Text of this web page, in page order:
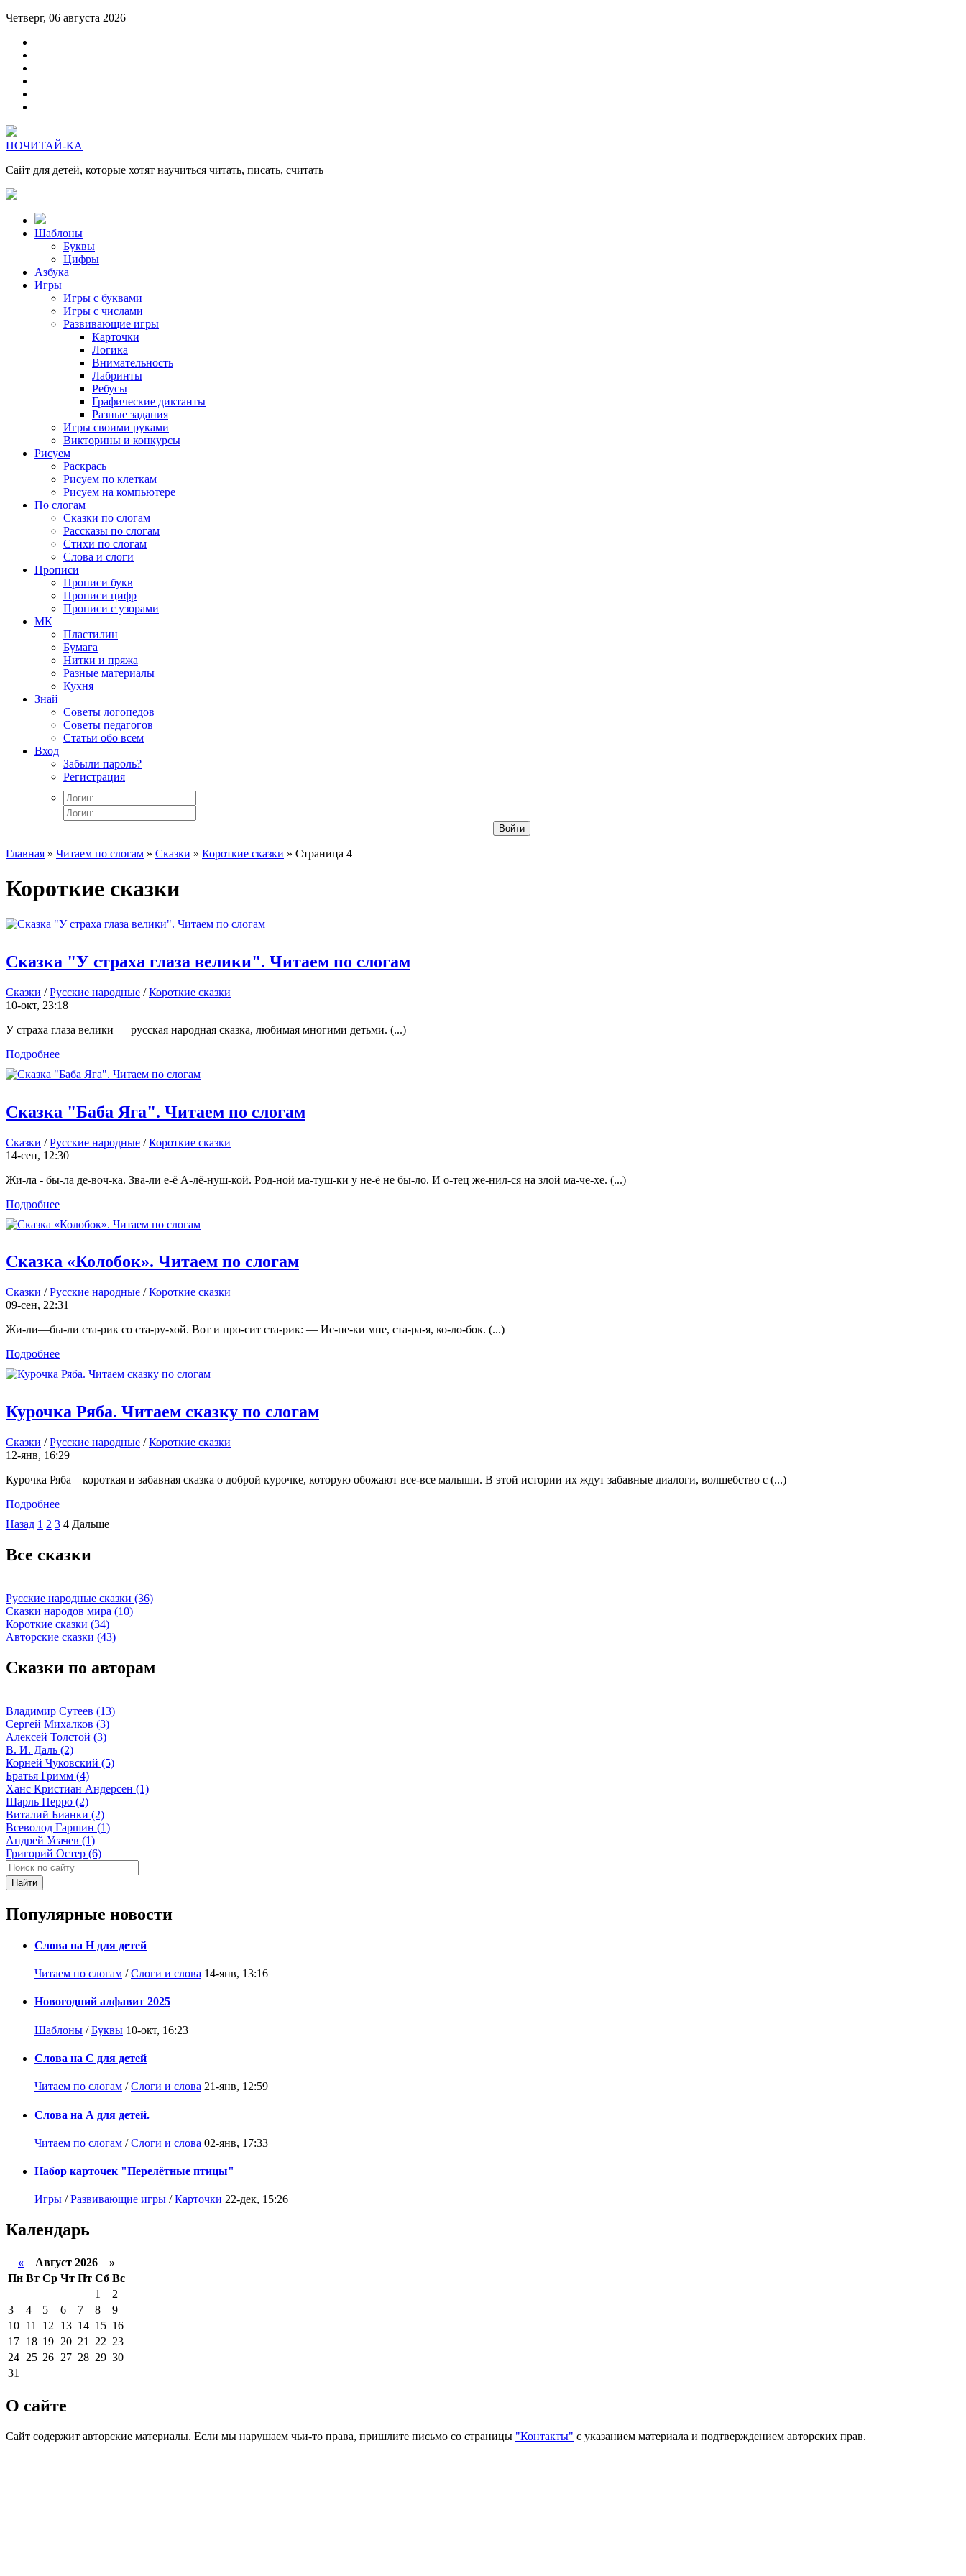
Четверг, 06 августа 2026
ПОЧИТАЙ-КА
Сайт для детей, которые хотят научиться читать, писать, считать
Шаблоны
Буквы
Цифры
Азбука
Игры
Игры с буквами
Игры с числами
Развивающие игры
Карточки
Логика
Внимательность
Лабринты
Ребусы
Графические диктанты
Разные задания
Игры своими руками
Викторины и конкурсы
Рисуем
Раскрась
Рисуем по клеткам
Рисуем на компьютере
По слогам
Сказки по слогам
Рассказы по слогам
Стихи по слогам
Слова и слоги
Прописи
Прописи букв
Прописи цифр
Прописи с узорами
МК
Пластилин
Бумага
Нитки и пряжа
Разные материалы
Кухня
Знай
Советы логопедов
Советы педагогов
Статьи обо всем
Вход
Забыли пароль?
Регистрация
Войти
Главная » Читаем по слогам » Сказки » Короткие сказки » Страница 4
Короткие сказки
Сказка "У страха глаза велики". Читаем по слогам
Сказки /Русские народные /Короткие сказки
10-окт, 23:18
У страха глаза велики — русская народная сказка, любимая многими детьми. (...)
Подробнее
Сказка "Баба Яга". Читаем по слогам
Сказки /Русские народные /Короткие сказки
14-сен, 12:30
Жи-ла - бы-ла де-воч-ка. Зва-ли е-ё А-лё-нуш-кой. Род-ной ма-туш-ки у не-ё не бы-ло. И о-тец же-нил-ся на злой ма-че-хе. (...)
Подробнее
Сказка «Колобок». Читаем по слогам
Сказки /Русские народные /Короткие сказки
09-сен, 22:31
Жи-ли—бы-ли ста-рик со ста-ру-хой. Вот и про-сит ста-рик: — Ис-пе-ки мне, ста-ра-я, ко-ло-бок. (...)
Подробнее
Курочка Ряба. Читаем сказку по слогам
Сказки /Русские народные /Короткие сказки
12-янв, 16:29
Курочка Ряба – короткая и забавная сказка о доброй курочке, которую обожают все-все малыши. В этой истории их ждут забавные диалоги, волшебство с (...)
Подробнее
Назад 1 2 3 4 Дальше
Все сказки
Русские народные сказки (36)
Сказки народов мира (10)
Короткие сказки (34)
Авторские сказки (43)
Сказки по авторам
Владимир Сутеев (13)
Сергей Михалков (3)
Алексей Толстой (3)
В. И. Даль (2)
Корней Чуковский (5)
Братья Гримм (4)
Ханс Кристиан Андерсен (1)
Шарль Перро (2)
Виталий Бианки (2)
Всеволод Гаршин (1)
Андрей Усачев (1)
Григорий Остер (6)
Найти
Популярные новости
Слова на Н для детей
Читаем по слогам /Слоги и слова 14-янв, 13:16
Новогодний алфавит 2025
Шаблоны /Буквы 10-окт, 16:23
Слова на С для детей
Читаем по слогам /Слоги и слова 21-янв, 12:59
Слова на А для детей.
Читаем по слогам /Слоги и слова 02-янв, 17:33
Набор карточек "Перелётные птицы"
Игры /Развивающие игры /Карточки 22-дек, 15:26
Календарь
« Август 2026 »
Пн Вт Ср Чт Пт Сб Вс
1
2
3
4 5 6 7 8
9
10 11 12 13 14 15 16
17 18 19 20 21 22 23
24 25 26 27 28 29 30
31
О сайте
Сайт содержит авторские материалы. Если мы нарушаем чьи-то права, пришлите письмо со страницы "Контакты" с указанием материала и подтверждением авторских прав.